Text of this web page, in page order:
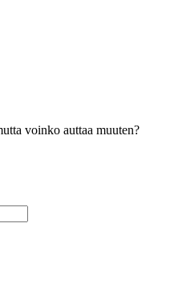
voinko auttaa muuten?